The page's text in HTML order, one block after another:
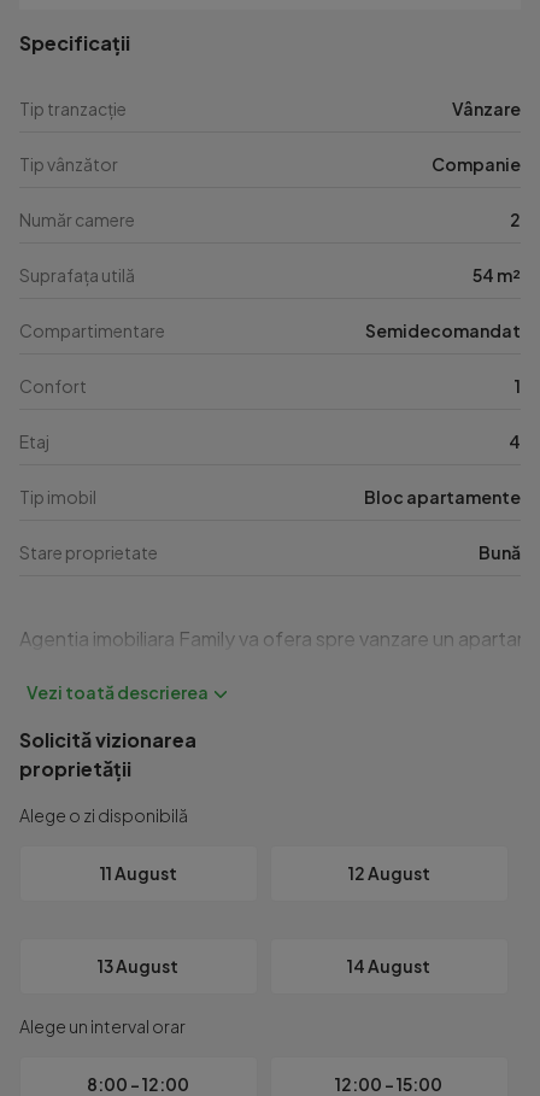
Specificații
Tip tranzacție Vânzare
Tip vânzător Companie
Număr camere 2
Suprafața utilă 54 m²
Compartimentare Semidecomandat
Confort 1
Etaj 4
Tip imobil Bloc apartamente
Stare proprietate Bună
Agentia imobiliara Family va ofera spre vanzare un
Solicită vizionarea
proprietății
Alege o zi disponibilă
11 August 12 August
13 August 14 August
Alege un interval orar
8:00 - 12:00 12:00 - 15:00